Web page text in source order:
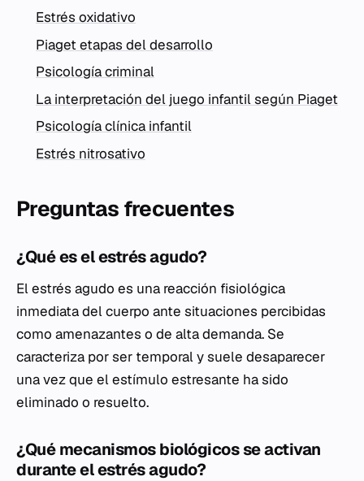
Estrés oxidativo
Piaget etapas del desarrollo
Psicología criminal
La interpretación del juego infantil según Piaget
Psicología clínica infantil
Estrés nitrosativo
Preguntas frecuentes
¿Qué es el estrés agudo?
El estrés agudo es una reacción fisiológica
inmediata del cuerpo ante situaciones percibidas
como amenazantes o de alta demanda. Se
caracteriza por ser temporal y suele desaparecer
una vez que el estímulo estresante ha sido
eliminado o resuelto.
¿Qué mecanismos biológicos se activan
durante el estrés agudo?